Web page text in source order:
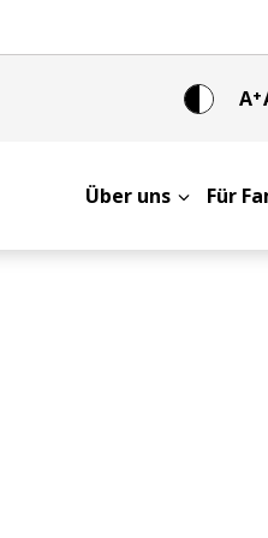
A+
Über uns
Für